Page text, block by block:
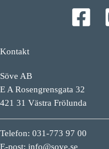
Kontakt
Söve AB
E A Rosengrensgata 32
421 31 Västra Frölunda
Telefon: 031-773 97 00
E-post: info@sove.se